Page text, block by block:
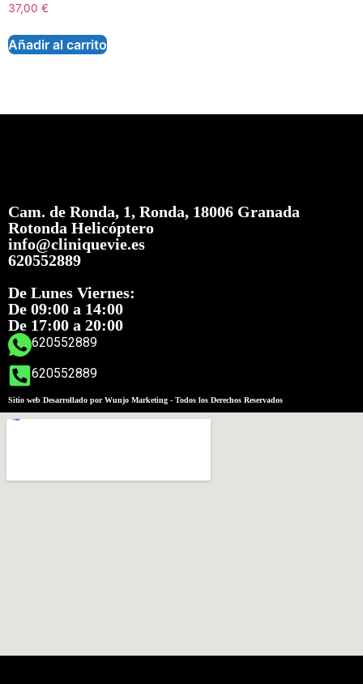
37,00 €
Añadir al carrito
Cam. de Ronda, 1, Ronda, 18006 Granada
Rotonda Helicóptero
info@cliniquevie.es
620552889
De Lunes Viernes:
De 09:00 a 14:00
De 17:00 a 20:00
620552889
620552889
Sitio web Desarrollado por Wunjo Marketing - Todos los Derechos Reservados